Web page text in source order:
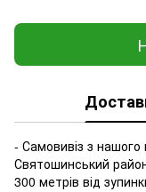
- Самовивіз з
Святошинський
300 метрів від